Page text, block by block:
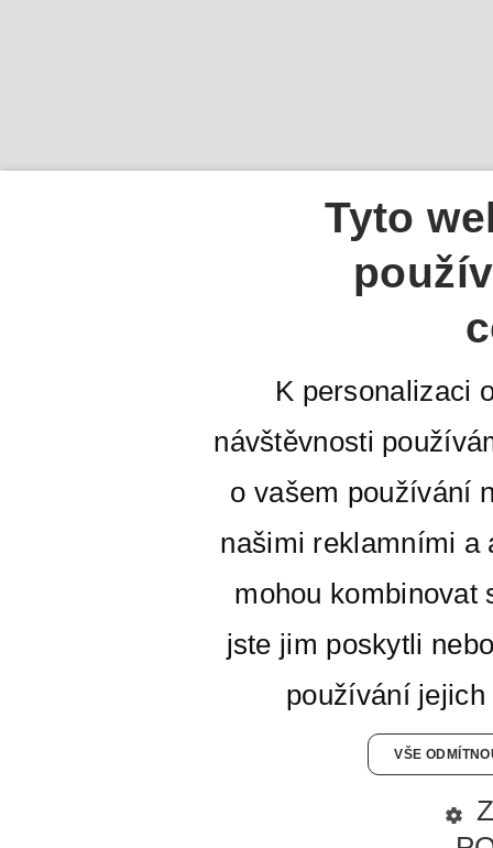
Tyto
K personalizaci
návštěvnosti
o vašem používání
našimi reklamními a
mohou kombinovat
jste jim poskytli
používání
VŠE